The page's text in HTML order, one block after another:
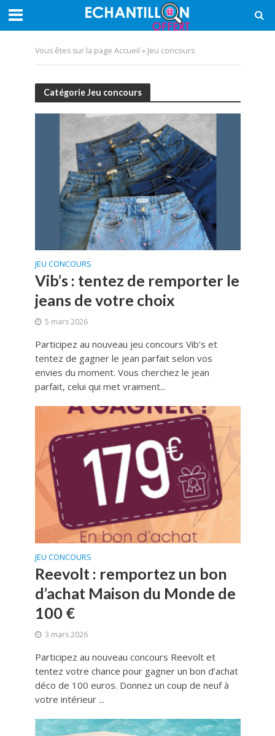
Vous êtes sur la page Accueil » Jeu concours
Catégorie Jeu concours
JEU CONCOURS
Vib’s : tentez de remporter le
jeans de votre choix
5 mars 2026
Participez au nouveau jeu concours Vib’s et
tentez de gagner le jean parfait selon vos
envies du moment. Vous cherchez le jean
parfait, celui qui met vraiment...
JEU CONCOURS
Reevolt : remportez un bon
d’achat Maison du Monde de
100 €
3 mars 2026
Participez au nouveau concours Reevolt et
tentez votre chance pour gagner un bon d’achat
déco de 100 euros. Donnez un coup de neuf à
votre intérieur ...